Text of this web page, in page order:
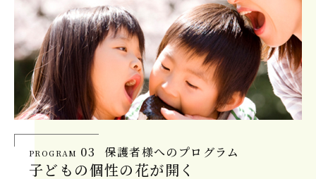
PROGRAM 03 保護者様へのプログラム
子どもの個性の花が開く